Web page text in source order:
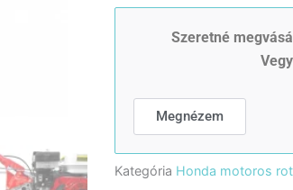
LINE
MS6580/4
kapa
papírdobozban
(Tartozék
+2
db
Szeretné
Megnézem
Kategória Honda motoros